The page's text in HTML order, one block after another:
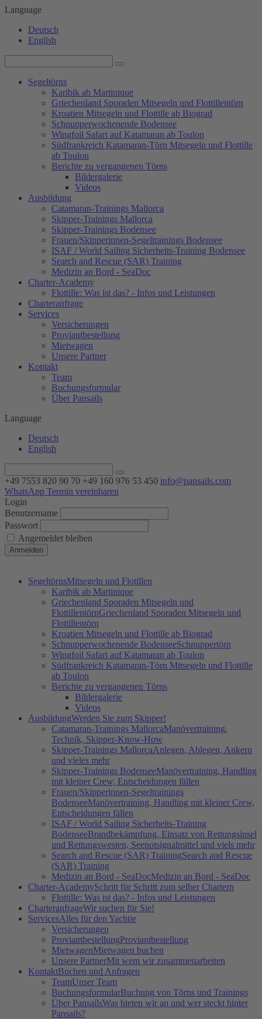
Language
Deutsch
English
Segeltörns
Karibik ab Martinique
Griechenland Sporaden Mitsegeln und Flottillentörn
Kroatien Mitsegeln und Flottille ab Biograd
Schnupperwochenende Bodensee
Wingfoil Safari auf Katamaran ab Toulon
Südfrankreich Katamaran-Törn Mitsegeln und Flottille
ab Toulon
Berichte zu vergangenen Törns
Bildergalerie
Videos
Ausbildung
Catamaran-Trainings Mallorca
Skipper-Trainings Mallorca
Skipper-Trainings Bodensee
Frauen/Skipperinnen-Segeltrainings Bodensee
ISAF / World Sailing Sicherheits-Training Bodensee
Search and Rescue (SAR) Training
Medizin an Bord - SeaDoc
Charter-Academy
Flottille: Was ist das? - Infos und Leistungen
Charteranfrage
Services
Versicherungen
Proviantbestellung
Mietwagen
Unsere Partner
Kontakt
Team
Buchungsformular
Über Pansails
Language
Deutsch
English
+49 7553 820 90 70 +49 160 976 53 450 info@pansails.com
WhatsApp Termin vereinbaren
Login
Benutzername
Passwort
Angemeldet bleiben
SegeltörnsMitsegeln und Flotillen
Karibik ab Martinique
Griechenland Sporaden Mitsegeln und
FlottillentörnGriechenland Sporaden Mitsegeln und
Flottillentörn
Kroatien Mitsegeln und Flottille ab Biograd
Schnupperwochenende BodenseeSchnuppertörn
Wingfoil Safari auf Katamaran ab Toulon
Südfrankreich Katamaran-Törn Mitsegeln und Flottille
ab Toulon
Berichte zu vergangenen Törns
Bildergalerie
Videos
AusbildungWerden Sie zum Skipper!
Catamaran-Trainings MallorcaManövertraining,
Technik, Skipper-Know-How
Skipper-Trainings MallorcaAnlegen, Ablegen, Ankern
und vieles mehr
Skipper-Trainings BodenseeManövertraining, Handling
mit kleiner Crew, Entscheidungen fällen
Frauen/Skipperinnen-Segeltrainings
BodenseeManövertraining, Handling mit kleiner Crew,
Entscheidungen fällen
ISAF / World Sailing Sicherheits-Training
BodenseeBrandbekämpfung, Einsatz von Rettungsinsel
und Rettungswesten, Seenotsignalmittel und viels mehr
Search and Rescue (SAR) TrainingSearch and Rescue
(SAR) Training
Medizin an Bord - SeaDocMedizin an Bord - SeaDoc
Charter-AcademySchritt für Schritt zum selber Chartern
Flottille: Was ist das? - Infos und Leistungen
CharteranfrageWir suchen für Sie!
ServicesAlles für den Yachtie
Versicherungen
ProviantbestellungProviantbestellung
MietwagenMietwagen buchen
Unsere PartnerMit wem wir zusammenarbeiten
KontaktBuchen und Anfragen
TeamUnser Team
BuchungsformularBuchung von Törns und Trainings
Über PansailsWas bieten wir an und wer steckt hinter
Pansails?